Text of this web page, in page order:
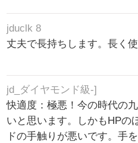
jduclk 8
丈夫で長持ちします。長く使
jd_ダイヤモンド級-]
快適度：極悪！今の時代の
いと思います。しかもHPの
ドの手触りが悪いです。手